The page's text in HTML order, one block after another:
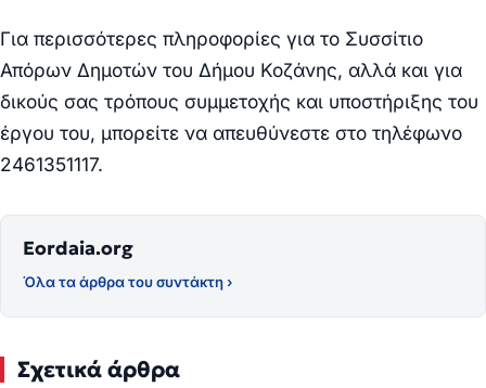
Για περισσότερες πληροφορίες για το Συσσίτιο
Απόρων Δημοτών του Δήμου Κοζάνης, αλλά και για
δικούς σας τρόπους συμμετοχής και υποστήριξης του
έργου του, μπορείτε να απευθύνεστε στο τηλέφωνο
2461351117.
Eordaia.org
Όλα τα άρθρα του συντάκτη ›
Σχετικά άρθρα